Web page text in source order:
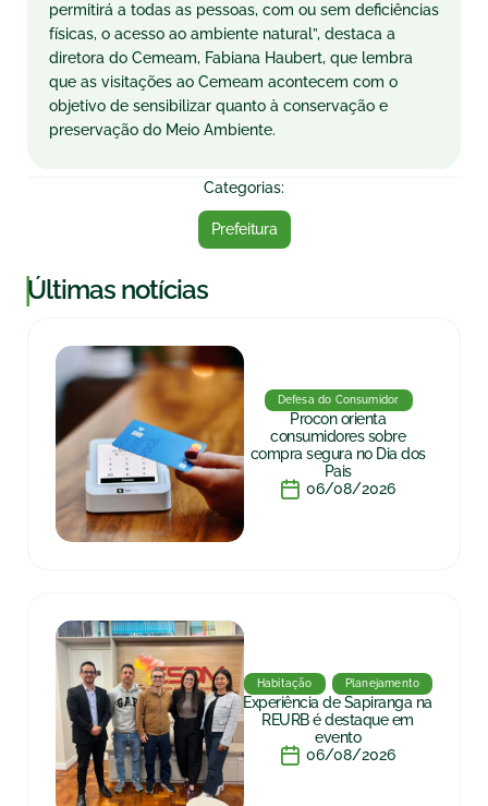
permitirá a todas as pessoas, com ou sem deficiências
físicas, o acesso ao ambiente natural”, destaca a
diretora do Cemeam, Fabiana Haubert, que lembra
que as visitações ao Cemeam acontecem com o
objetivo de sensibilizar quanto à conservação e
preservação do Meio Ambiente.
Categorias:
Prefeitura
|Últimas notícias
Defesa do Consumidor
Procon orienta
consumidores sobre
compra segura no Dia dos
Pais
06/08/2026
Habitação Planejamento
Experiência de Sapiranga na
REURB é destaque em
evento
06/08/2026